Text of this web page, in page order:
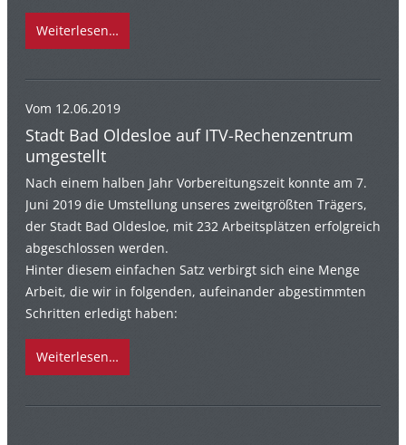
Weiterlesen…
Vom 12.06.2019
Stadt Bad Oldesloe auf ITV-Rechenzentrum
umgestellt
Nach einem halben Jahr Vorbereitungszeit konnte am 7.
Juni 2019 die Umstellung unseres zweitgrößten Trägers,
der Stadt Bad Oldesloe, mit 232 Arbeitsplätzen erfolgreich
abgeschlossen werden.
Hinter diesem einfachen Satz verbirgt sich eine Menge
Arbeit, die wir in folgenden, aufeinander abgestimmten
Schritten erledigt haben:
Weiterlesen…